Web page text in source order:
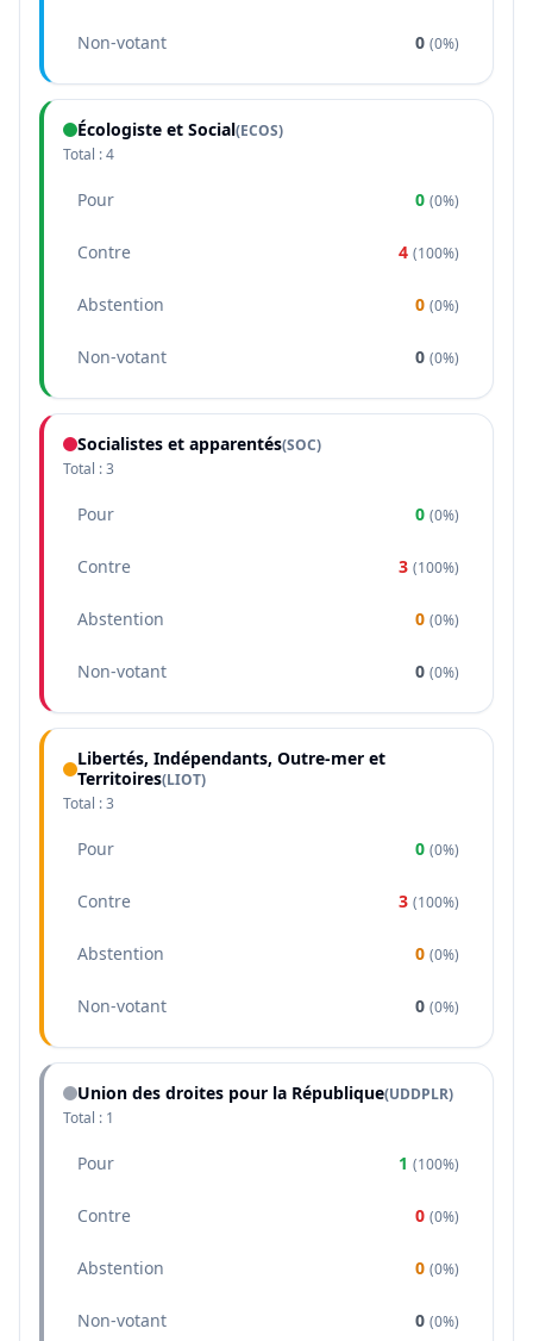
Non-votant 0 (0%)
Écologiste et Social(ECOS)
Total :4
Pour 0 (0%)
Contre 4 (100%)
Abstention 0 (0%)
Non-votant 0 (0%)
Socialistes et apparentés(SOC)
Total :3
Pour 0 (0%)
Contre 3 (100%)
Abstention 0 (0%)
Non-votant 0 (0%)
Libertés, Indépendants, Outre-mer et
Territoires(LIOT)
Total :3
Pour 0 (0%)
Contre 3 (100%)
Abstention 0 (0%)
Non-votant 0 (0%)
Union des droites pour la République(UDDPLR)
Total : 1
Pour 1 (100%)
Contre 0 (0%)
Abstention 0 (0%)
Non-votant 0 (0%)